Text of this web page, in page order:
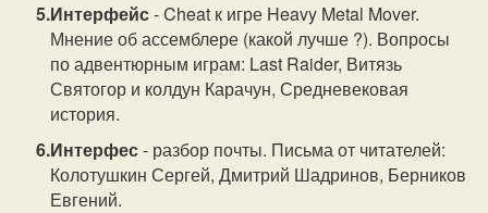
Интерфейс- Cheat к игре Heavy Metal Mover.
Мнение об ассемблере (какой лучше ?). Вопросы
по адвентюрным играм: Last Raider, Витязь
Святогор и колдун Карачун, Средневековая
история.
Интерфес- разбор почты. Письма от читателей:
Колотушкин Сергей, Дмитрий Шадринов, Берников
Евгений.